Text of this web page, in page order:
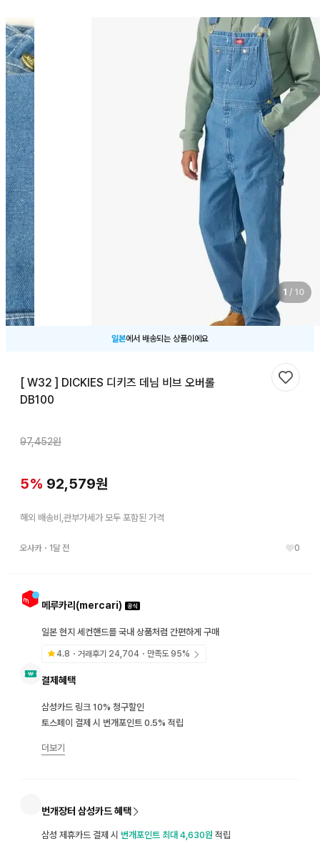
1 / 10
일본에서 배송되는 상품이에요
[ W32 ] DICKIES 디키즈 데님 비브 오버롤
DB100
97,452원
5% 92,579원
해외 배송비,관부가세가 모두 포함된 가격
오사카・ 1달 전 0
메루카리(mercari)
일본 현지 세컨핸드를 국내 상품처럼 간편하게 구매
4.8 ・거래후기 24,704・만족도95%
결제혜택
삼성카드 링크 10% 청구할인
토스페이 결제 시 번개포인트 0.5% 적립
더보기
번개장터 삼성카드 혜택
삼성 제휴카드 결제 시 번개포인트 최대 4,630원 적립
찜하기